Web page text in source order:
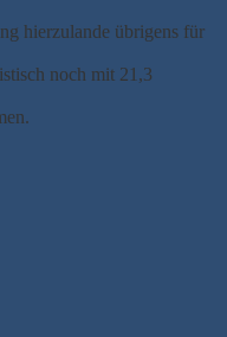
hierzulande übrigens für
noch mit 21,3